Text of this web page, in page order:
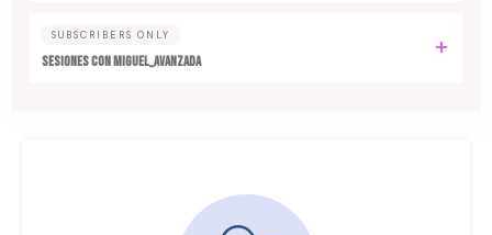
SUBSCRIBERS ONLY
SESIONES CON MIGUEL_AVANZADA